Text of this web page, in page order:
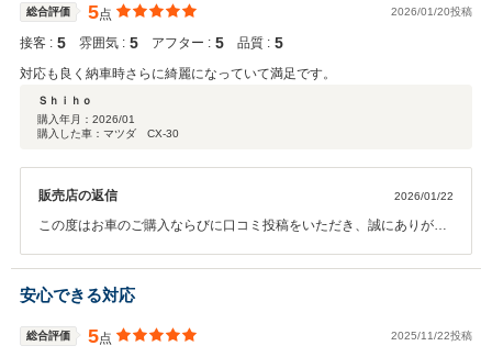
総合評価 5点 2026/01/20投稿
接客 : 5 雰囲気 : 5 アフター : 5 品質 : 5
対応も良く納車時さらに綺麗になっていて満足です。
Ｓｈｉｈｏ
購入年月： 2026/01
購入した車：マツダ CX-30
販売店の返信 2026/01/22
この度はお車のご購入ならびに口コミ投稿をいただき、誠にありがと
のお言葉を頂戴し、スタッフ一同大変嬉しく拝読いたしました。 今後
のメンテナンス等につきましても、安心してお任せいただけるよう、
誠心誠意サポートしてまいります。 今後ともどうぞよろしくお願いい
たします。
安心できる対応
総合評価 5点 2025/11/22投稿